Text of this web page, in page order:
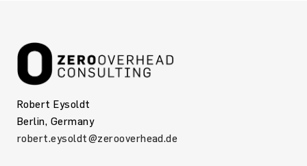
Robert Eysoldt
Berlin, Germany
robert.eysoldt@zerooverhead.de